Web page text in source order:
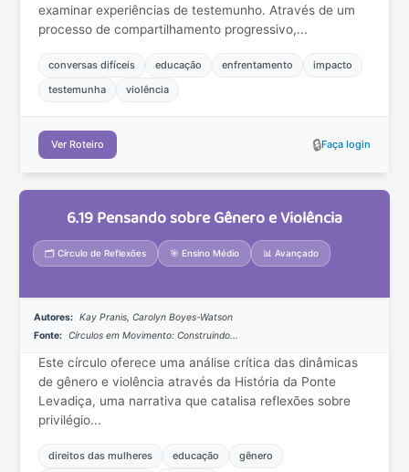
examinar experiências de testemunho. Através de um
processo de compartilhamento progressivo,...
conversas difíceis educação enfrentamento
impacto
testemunha
violência
Ver Roteiro 🔒Faça login
6.19 Pensando sobre Gênero e Violência
🗂️ Círculo de Reflexões 🎯 Ensino Médio 📊 Avançado
Autores:
Kay Pranis, Carolyn Boyes-Watson
Fonte:
Círculos em Movimento: Construindo...
Este círculo oferece uma análise crítica das dinâmicas
de gênero e violência através da História da Ponte
Levadiça, uma narrativa que catalisa reflexões sobre
privilégio...
direitos das mulheres educação
gênero